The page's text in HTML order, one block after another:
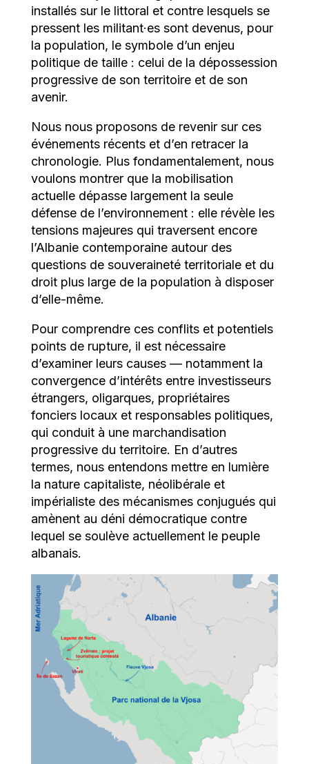
installés sur le littoral et contre lesquels se
pressent les militant·es sont devenus, pour
la population, le symbole d’un enjeu
politique de taille : celui de la dépossession
progressive de son territoire et de son
avenir.
Nous nous proposons de revenir sur ces
événements récents et d’en retracer la
chronologie. Plus fondamentalement, nous
voulons montrer que la mobilisation
actuelle dépasse largement la seule
défense de l’environnement : elle révèle les
tensions majeures qui traversent encore
l’Albanie contemporaine autour des
questions de souveraineté territoriale et du
droit plus large de la population à disposer
d’elle-même.
Pour comprendre ces conflits et potentiels
points de rupture, il est nécessaire
d’examiner leurs causes — notamment la
convergence d’intérêts entre investisseurs
étrangers, oligarques, propriétaires
fonciers locaux et responsables politiques,
qui conduit à une marchandisation
progressive du territoire. En d’autres
termes, nous entendons mettre en lumière
la nature capitaliste, néolibérale et
impérialiste des mécanismes conjugués qui
amènent au déni démocratique contre
lequel se soulève actuellement le peuple
albanais.